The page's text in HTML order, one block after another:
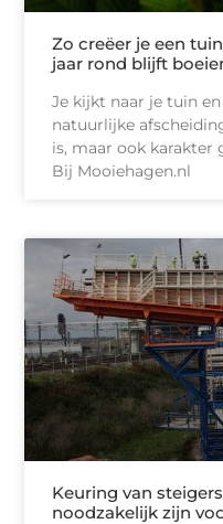
Zo creëer je een
jaar rond blijft
Je kijkt naar je tuin
natuurlijke
is, maar ook karakter
Bij Mooiehagen.nl
Keuring van
noodzakelijk zijn